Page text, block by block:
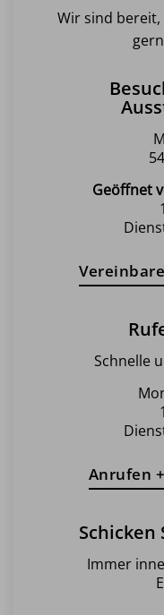
Wir sind
Geöffnet
Schnelle
Anrufen
Schicken
Immer